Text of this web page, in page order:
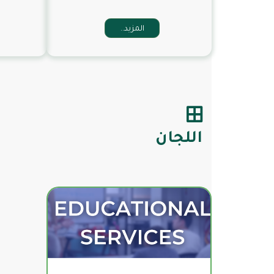
المزيد..
اللجان